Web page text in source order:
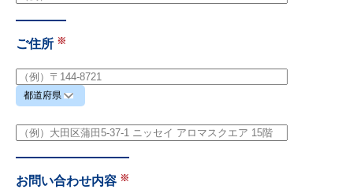
ご住所
お問い合わせ内容